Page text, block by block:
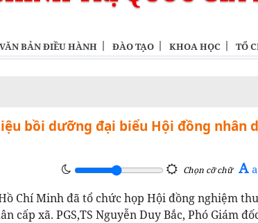
VĂN BẢN ĐIỀU HÀNH ĐÀO TẠO KHOA HỌC TỔ
bồi dưỡng đại biểu Hội đồng nhân
Chọn cỡ chữ A a
Chí Minh đã tổ chức họp Hội đồng nghiệm
xã. PGS,TS Nguyễn Duy Bắc, Phó Giám